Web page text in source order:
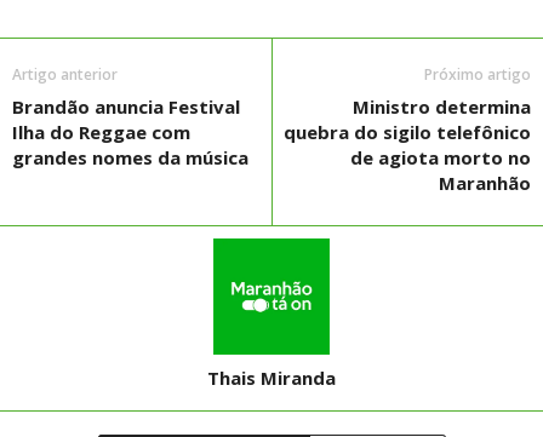
Artigo anterior
Brandão anuncia Festival
Ilha do Reggae com
grandes nomes da música
Próximo artigo
Ministro determina
quebra do sigilo telefônico
de agiota morto no
Maranhão
Thais Miranda